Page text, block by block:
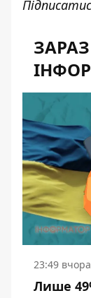
23:49 вчора
Лише